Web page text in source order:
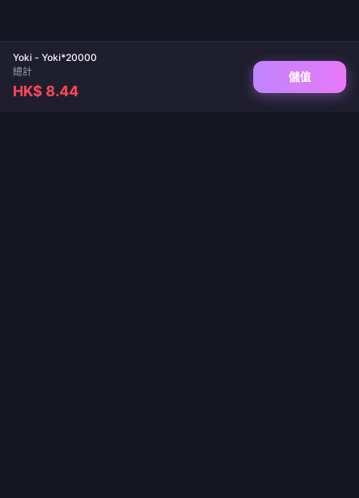
Yoki - Yoki*20000
總計
HK$ 8.44
儲值